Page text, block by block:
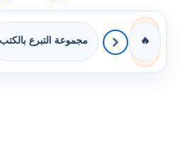
🔥 مجموعة التبرع بالكتب